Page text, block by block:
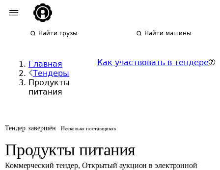
Найти грузы Найти машины
Главная
Тендеры
Продукты
питания
Как участвовать в тендере
Тендер завершён Несколько поставщиков
Продукты питания
Коммерческий тендер, Открытый аукцион в электронной